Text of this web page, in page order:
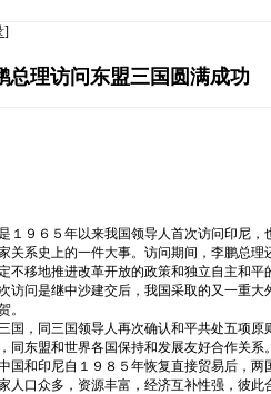
]
理访问东盟三国圆满成功
９６５年以来我国领导人首次访问印尼
系史上的一件大事。访问期间，李鹏总
移地推进改革开放的政策和独立自主和
问是继中沙建交后，我国采取的又一重
。
，同三国领导人再次确认和平共处五项
东盟和世界各国保持和发展友好合作关系。
和印尼自１９８５年恢复直接贸易后，
口众多，资源丰富，经济互补性强，彼